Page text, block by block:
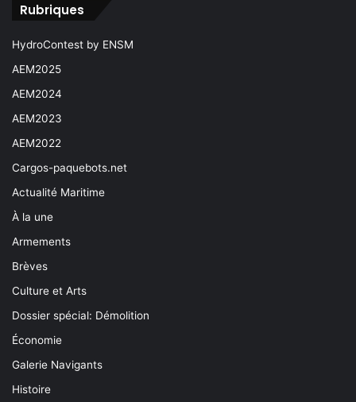
Rubriques
HydroContest by ENSM
AEM2025
AEM2024
AEM2023
AEM2022
Cargos-paquebots.net
Actualité Maritime
À la une
Armements
Brèves
Culture et Arts
Dossier spécial: Démolition
Économie
Galerie Navigants
Histoire